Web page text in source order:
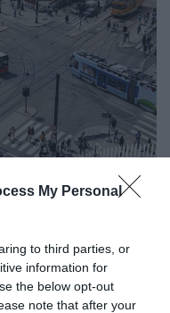
My Personal
to third parties, or
information for
the below opt-out
note that after your
LACNEJŠIE
miliónov eur Oslo